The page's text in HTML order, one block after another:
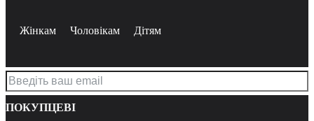
Жінкам Чоловікам Дітям
ПОКУПЦЕВІ